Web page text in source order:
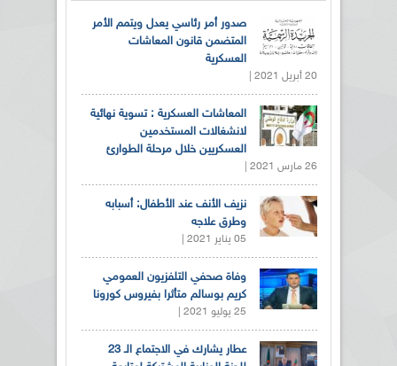
صدور أمر رئاسي يعدل ويتمم الأمر
المتضمن قانون المعاشات
العسكرية
20 أبريل 2021 |
المعاشات العسكرية : تسوية نهائية
لانشغالات المستخدمين
العسكريين خلال مرحلة الطوارئ
26 مارس 2021 |
نزيف الأنف عند الأطفال: أسبابه
وطرق علاجه
05 يناير 2021 |
وفاة صحفي التلفزيون العمومي
كريم بوسالم متأثرا بفيروس كورونا
25 يوليو 2021 |
عطار يشارك في الاجتماع الـ 23